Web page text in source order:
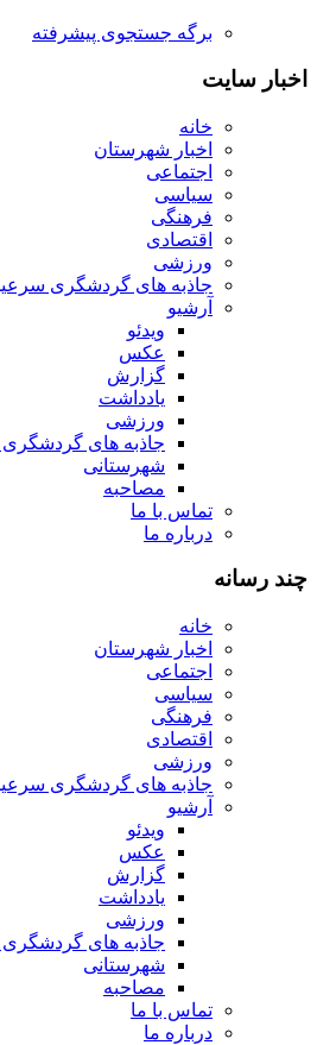
برگه جستجوی پیشرفته
اخبار سایت
خانه
اخبار شهرستان
اجتماعی
سیاسی
فرهنگی
اقتصادی
ورزشی
جاذبه های گردشگری
آرشیو
ویدئو
عکس
گزارش
یادداشت
ورزشی
جاذبه های
شهرستانی
مصاحبه
تماس با ما
درباره ما
چند رسانه
خانه
اخبار شهرستان
اجتماعی
سیاسی
فرهنگی
اقتصادی
ورزشی
جاذبه های گردشگری
آرشیو
ویدئو
عکس
گزارش
یادداشت
ورزشی
جاذبه های
شهرستانی
مصاحبه
تماس با ما
درباره ما